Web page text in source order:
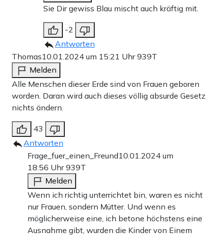
Sie Dir gewiss Blau mischt auch kräftig mit.
-2
Antworten
Thomas10.01.2024 um 15:21 Uhr939T
Melden
Alle Menschen dieser Erde sind von Frauen geboren
worden. Daran wird auch dieses völlig absurde Gesetz
nichts ändern.
43
Antworten
Frage_fuer_einen_Freund10.01.2024 um
18:56 Uhr939T
Melden
Wenn ich richtig unterrichtet bin, waren es nicht
nur Frauen, sondern Mütter. Und wenn es
möglicherweise eine, ich betone höchstens eine
Ausnahme gibt, wurden die Kinder von Einem